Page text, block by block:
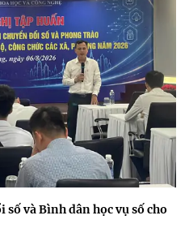
và Bình dân học vụ số cho